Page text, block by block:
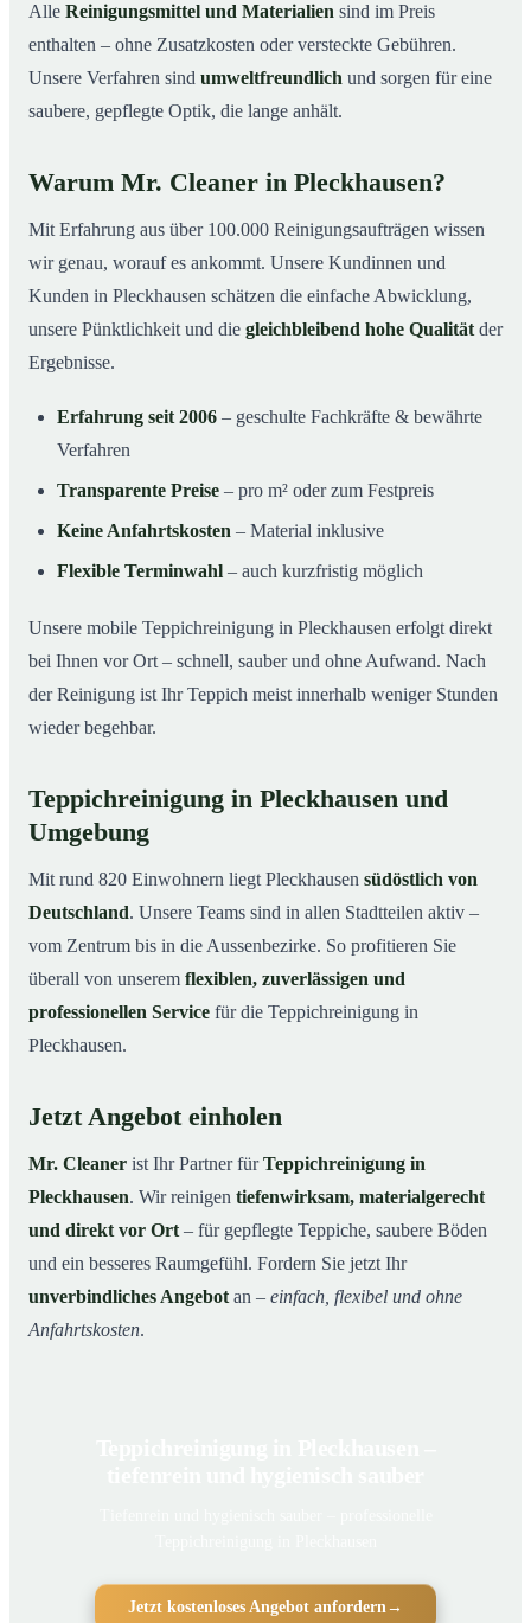
Alle Reinigungsmittel und Materialien sind im Preis
enthalten – ohne Zusatzkosten oder versteckte Gebühren.
Unsere Verfahren sind umweltfreundlich und sorgen für eine
saubere, gepflegte Optik, die lange anhält.
Warum Mr. Cleaner in Pleckhausen?
Mit Erfahrung aus über 100.000 Reinigungsaufträgen wissen
wir genau, worauf es ankommt. Unsere Kundinnen und
Kunden in Pleckhausen schätzen die einfache Abwicklung,
unsere Pünktlichkeit und die gleichbleibend hohe Qualität der
Ergebnisse.
Erfahrung seit 2006 – geschulte Fachkräfte & bewährte
Verfahren
Transparente Preise – pro m² oder zum Festpreis
Keine Anfahrtskosten – Material inklusive
Flexible Terminwahl – auch kurzfristig möglich
Unsere mobile Teppichreinigung in Pleckhausen erfolgt direkt
bei Ihnen vor Ort – schnell, sauber und ohne Aufwand. Nach
der Reinigung ist Ihr Teppich meist innerhalb weniger Stunden
wieder begehbar.
Teppichreinigung in Pleckhausen und
Umgebung
Mit rund 820 Einwohnern liegt Pleckhausen südöstlich von
Deutschland. Unsere Teams sind in allen Stadtteilen aktiv –
vom Zentrum bis in die Aussenbezirke. So profitieren Sie
überall von unserem flexiblen, zuverlässigen und
professionellen Service für die Teppichreinigung in
Pleckhausen.
Jetzt Angebot einholen
Mr. Cleaner ist Ihr Partner fürTeppichreinigung in
Pleckhausen. Wir reinigen tiefenwirksam, materialgerecht
und direkt vor Ort – für gepflegte Teppiche, saubere Böden
und ein besseres Raumgefühl. Fordern Sie jetzt Ihr
unverbindliches Angebot an – einfach, flexibel und ohne
Anfahrtskosten.
Jetzt kostenloses Angebot anfordern→